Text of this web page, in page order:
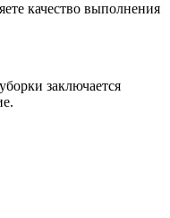
качество выполнения
заключается